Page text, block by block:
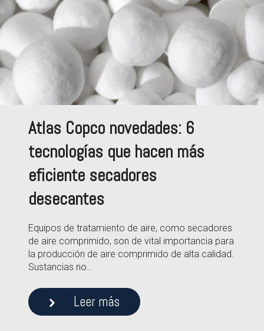
Atlas Copco novedades: 6
tecnologías que hacen más
eficiente secadores
desecantes
Equipos de tratamiento de aire, como secadores
de aire comprimido, son de vital importancia para
la producción de aire comprimido de alta calidad.
Sustancias no…
Leer más